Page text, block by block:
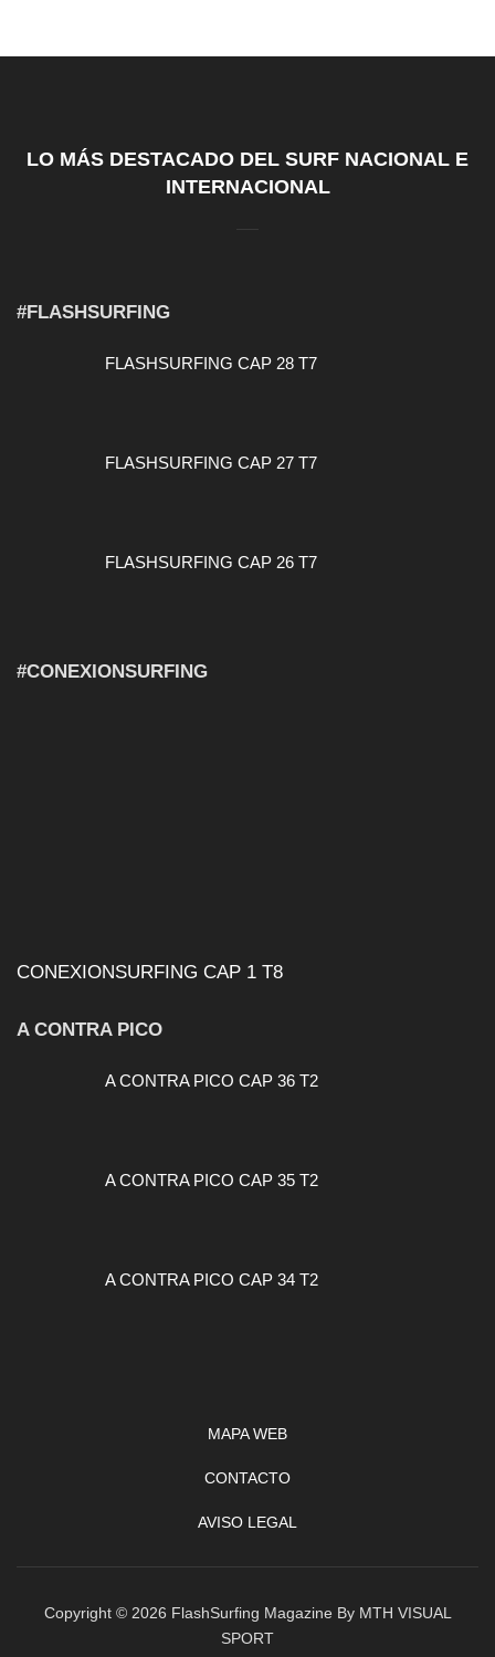
LO MÁS DESTACADO DEL SURF NACIONAL E
INTERNACIONAL
#FLASHSURFING
FLASHSURFING CAP 28 T7
FLASHSURFING CAP 27 T7
FLASHSURFING CAP 26 T7
#CONEXIONSURFING
CONEXIONSURFING CAP 1 T8
A CONTRA PICO
A CONTRA PICO CAP 36 T2
A CONTRA PICO CAP 35 T2
A CONTRA PICO CAP 34 T2
MAPA WEB
CONTACTO
AVISO LEGAL
Copyright © 2026 FlashSurfing Magazine By MTH VISUAL
SPORT